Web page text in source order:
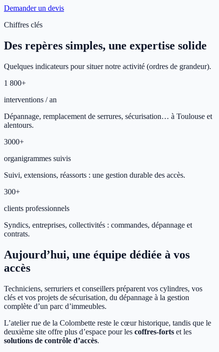
Demander un devis
Chiffres clés
Des repères simples, une expertise solide
Quelques indicateurs pour situer notre activité (ordres de grandeur).
1 800+
interventions / an
Dépannage, remplacement de serrures, sécurisation… à Toulouse et
alentours.
3000+
organigrammes suivis
Suivi, extensions, réassorts : une gestion durable des accès.
300+
clients professionnels
Syndics, entreprises, collectivités : commandes, dépannage et
contrats.
Aujourd’hui, une équipe dédiée à vos
accès
Techniciens, serruriers et conseillers préparent vos cylindres, vos
clés et vos projets de sécurisation, du dépannage à la gestion
complète d’un parc d’immeubles.
L’atelier rue de la Colombette reste le cœur historique, tandis que le
deuxième site offre plus d’espace pour les coffres-forts et les
solutions de contrôle d’accès.